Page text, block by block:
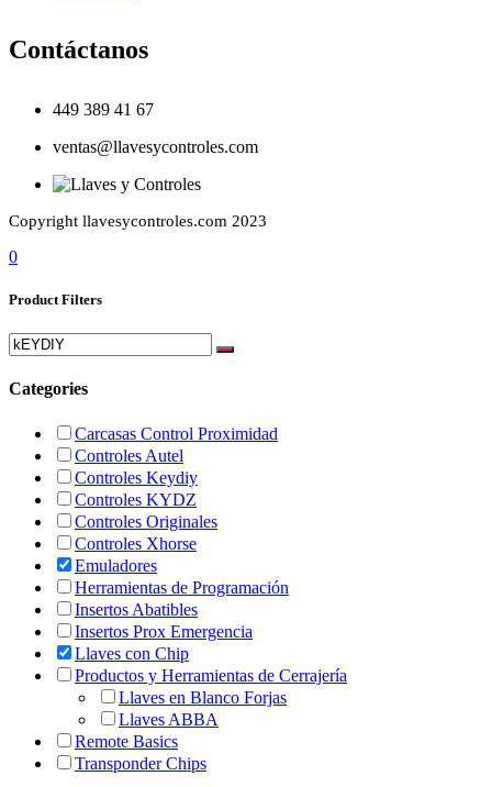
Contáctanos
449 389 41 67
ventas@llavesycontroles.com
Copyright llavesycontroles.com 2023
0
Product Filters
Categories
Carcasas Control Proximidad
Controles Autel
Controles Keydiy
Controles KYDZ
Controles Originales
Controles Xhorse
Emuladores
Herramientas de Programación
Insertos Abatibles
Insertos Prox Emergencia
Llaves con Chip
Productos y Herramientas de Cerrajería
Llaves en Blanco Forjas
Llaves ABBA
Remote Basics
Transponder Chips